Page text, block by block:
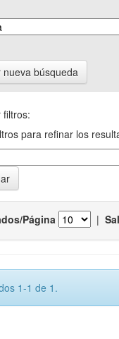
nueva búsqueda
filtros:
para refinar los
Página |
1-1 de 1.